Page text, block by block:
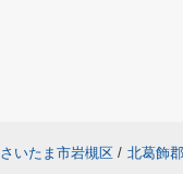
さいたま市岩槻区 / 北葛飾